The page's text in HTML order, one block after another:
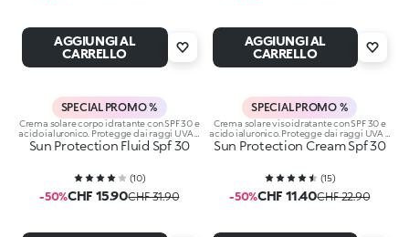
AGGIUNGI AL
CARRELLO
AGGIUNGI AL
CARRELLO
SPECIAL PROMO %
Crema solare corpo idratante con SPF 30 e
acido ialuronico. Protegge dai raggi UVA e
UVB
Sun Protection Fluid Spf 30
(10)
-50%CHF 15.90CHF 31.90
SPECIAL PROMO %
Crema solare viso idratante con SPF 30 e
acido ialuronico. Protegge dai raggi UVA e
UVB
Sun Protection Cream Spf 30
(15)
-50%CHF 11.40CHF 22.90